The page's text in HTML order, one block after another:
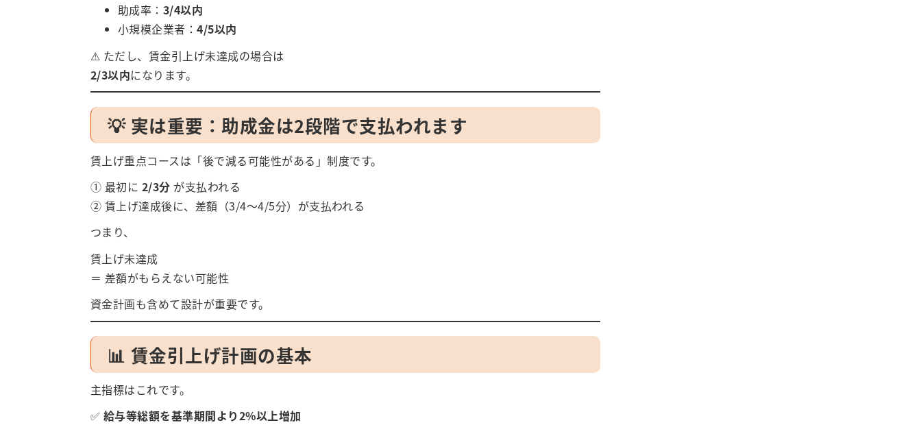
助成率： 3/4以内
小規模企業者：4/5以内
⚠ ただし、賃金引上げ未達成の場合は
2/3以内になります。
💡 実は重要：助成金は2段階で支払われます
賃上げ重点コースは「後で減る可能性がある」制度です。
① 最初に 2/3分 が支払われる
② 賃上げ達成後に、差額（3/4～4/5分）が支払われる
つまり、
賃上げ未達成
＝ 差額がもらえない可能性
資金計画も含めて設計が重要です。
📊 賃金引上げ計画の基本
主指標はこれです。
✅ 給与等総額を基準期間より2%以上増加